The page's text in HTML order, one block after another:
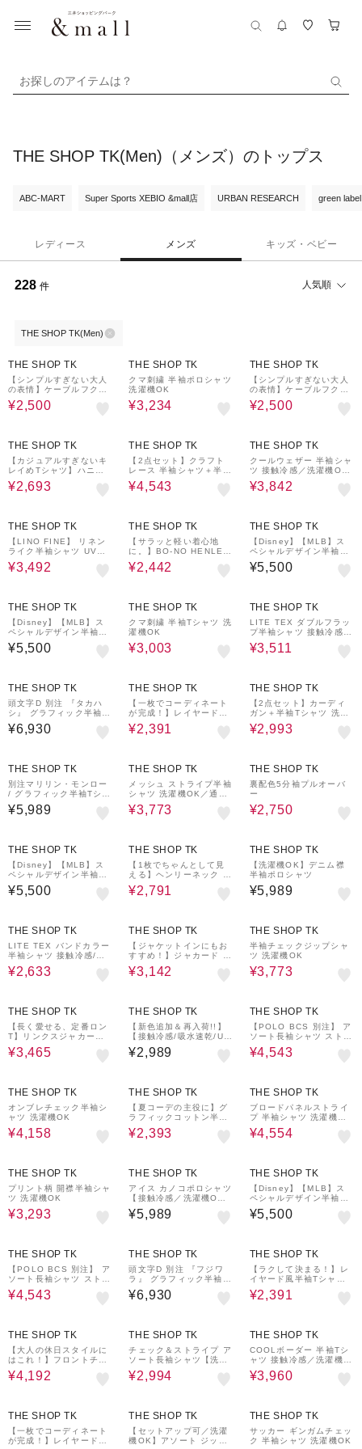
お探しのアイテムは？
THE SHOP TK(Men)（メンズ）のトップス
ABC-MART Super Sports XEBIO &mall店 URBAN RESEARCH green
レディース メンズ キッズ・ベビー
228 件 人気順
THE SHOP TK(Men)
THE SHOP TK
【シンプルすぎない大人
の表情】ケーブルフクレ
ポロシャツ 吸水速乾/UV
ケア/洗濯機OK
¥2,500
THE SHOP TK
クマ刺繍 半袖ポロシャツ
洗濯機OK
¥3,234
THE SHOP TK
【シンプルすぎない大人
の表情】ケーブルフクレ
ポロシャツ 吸水速乾/UV
ケア/洗濯機OK
¥2,500
THE SHOP TK
【カジュアルすぎないキ
レイめTシャツ】ハニカ
ム リンクス半袖Tシャツ
洗濯機OK
¥2,693
THE SHOP TK
【2点セット】クラフト
レース 半袖シャツ＋半袖
Tシャツ
¥4,543
THE SHOP TK
クールウェザー 半袖シャ
ツ 接触冷感／洗濯機OK
／セットアップ可
¥3,842
THE SHOP TK
【LINO FINE】 リネン
ライク半袖シャツ UVカ
ット／イージーケア／吸
水速乾／洗濯機OK／セ
¥3,492
THE SHOP TK
【サラッと軽い着心地
に。】BO-NO HENLEY
TEE/ボーノヘンリーネッ
ク Tシャツ 吸水速乾/洗
¥2,442
THE SHOP TK
【Disney】【MLB】ス
ペシャルデザイン半袖T
シャツ
¥5,500
THE SHOP TK
【Disney】【MLB】ス
ペシャルデザイン半袖T
シャツ
¥5,500
THE SHOP TK
クマ刺繍 半袖Tシャツ 洗
濯機OK
¥3,003
THE SHOP TK
LITE TEX ダブルフラッ
プ半袖シャツ 接触冷感/
吸水速乾/UVカット/アン
チピリング/イージーケ
¥3,511
THE SHOP TK
頭文字D 別注 『タカハ
シ』 グラフィック半袖T
シャツ ステッカー＆チャ
ーム付き
¥6,930
THE SHOP TK
【一枚でコーディネート
が完成！】レイヤード風
キーネック 半袖Tシャツ
洗濯機OK
¥2,391
THE SHOP TK
【2点セット】カーディ
ガン＋半袖Tシャツ 洗濯
機OK
¥2,993
THE SHOP TK
別注マリリン・モンロー
/ グラフィック半袖Tシャ
ツ
¥5,989
THE SHOP TK
メッシュ ストライプ半袖
シャツ 洗濯機OK／通気
性◎
¥3,773
THE SHOP TK
裏配色5分袖プルオーバ
ー
¥2,750
THE SHOP TK
【Disney】【MLB】ス
ペシャルデザイン半袖T
シャツ
¥5,500
THE SHOP TK
【1枚でちゃんとして見
える】ヘンリーネック レ
イヤード風 半袖Tシャツ
洗濯機OK
¥2,791
THE SHOP TK
【洗濯機OK】デニム襟
半袖ポロシャツ
¥5,989
THE SHOP TK
LITE TEX バンドカラー
半袖シャツ 接触冷感/吸
水速乾/UVカット/アンチ
ピリング/イージーケア/
¥2,633
THE SHOP TK
【ジャケットインにもお
すすめ！】ジャカード リ
ンクス半袖Tシャツ 洗濯
機OK
¥3,142
THE SHOP TK
半袖チェックジップシャ
ツ 洗濯機OK
¥3,773
THE SHOP TK
【長く愛せる、定番ロン
T】リンクスジャカード
長袖Tシャツ
¥3,465
THE SHOP TK
【新色追加＆再入荷!!】
【接触冷感/吸水速乾/UV
カット/透け防止/遮熱】B
O-NO TEE/ボーノTシャ
¥2,989
THE SHOP TK
【POLO BCS 別注】 ア
ソート長袖シャツ ストラ
イプ／グレー／デニム
¥4,543
THE SHOP TK
オンブレチェック半袖シ
ャツ 洗濯機OK
¥4,158
THE SHOP TK
【夏コーデの主役に】グ
ラフィックコットン半袖
Tシャツ CAT／LANDSC
APE
¥2,393
THE SHOP TK
ブロードパネルストライ
プ 半袖シャツ 洗濯機OK
／サスティナブル素材
¥4,554
THE SHOP TK
プリント柄 開襟半袖シャ
ツ 洗濯機OK
¥3,293
THE SHOP TK
アイス カノコポロシャツ
【接触冷感／洗濯機O
K】
¥5,989
THE SHOP TK
【Disney】【MLB】ス
ペシャルデザイン半袖T
シャツ
¥5,500
THE SHOP TK
【POLO BCS 別注】 ア
ソート長袖シャツ ストラ
イプ／グレー／デニム
¥4,543
THE SHOP TK
頭文字D 別注 『フジワ
ラ』 グラフィック半袖T
シャツ ステッカー＆チャ
ーム付き
¥6,930
THE SHOP TK
【ラクして決まる！】レ
イヤード風半袖Tシャ
ツ 洗濯機OK
¥2,391
THE SHOP TK
【大人の休日スタイルに
はこれ！】フロントチェ
ック柄ニットパーカ 洗
濯機OK
¥4,192
THE SHOP TK
チェック＆ストライプ ア
ソート長袖シャツ【洗濯
機OK】
¥2,994
THE SHOP TK
COOLボーダー 半袖Tシ
ャツ 接触冷感／洗濯機O
K
¥3,960
THE SHOP TK
【一枚でコーディネート
が完成！】レイヤード風
THE SHOP TK
【セットアップ可／洗濯
機OK】アソート ジップ
THE SHOP TK
サッカー ギンガムチェッ
ク 半袖シャツ 洗濯機OK